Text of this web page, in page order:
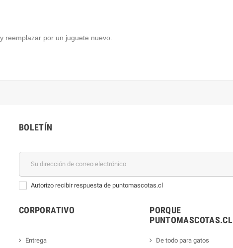
reemplazar por un juguete nuevo.
BOLETÍN
Autorizo recibir respuesta de puntomascotas.cl
CORPORATIVO
Entrega
PORQUE
PUNTOMASCOTAS.CL
De todo para gatos